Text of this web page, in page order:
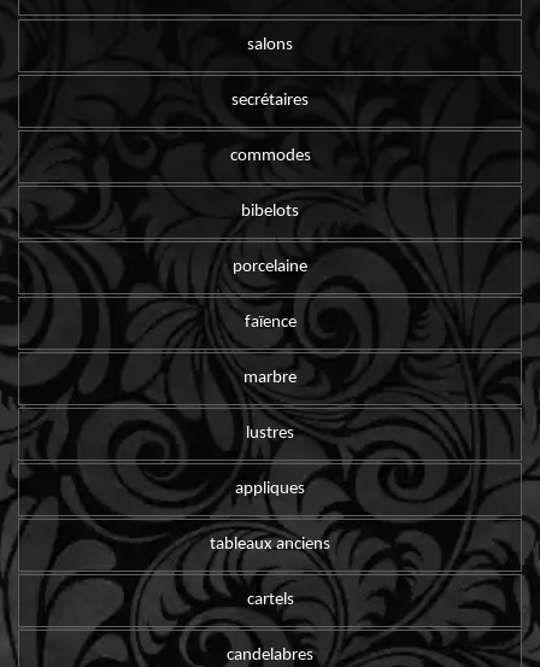
salons
secrétaires
commodes
bibelots
porcelaine
faïence
marbre
lustres
appliques
tableaux anciens
cartels
candelabres